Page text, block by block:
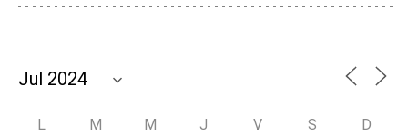
L M M J V S D